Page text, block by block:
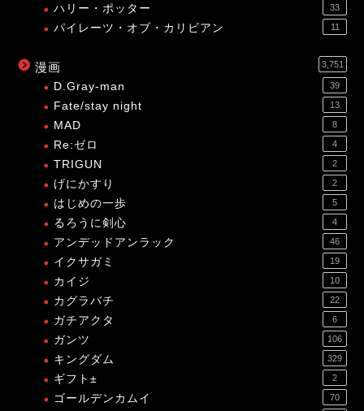
ハリー・ポッター 33
パイレーツ・オブ・カリビアン 11
漫画 3,751
D.Gray-man 39
Fate/stay night 13
MAD 8
Re:ゼロ 4
TRIGUN 2
げにかすり 2
はじめの一歩 5
るろうに剣心 4
アンデッドアンラック 46
イクサガミ 19
カイジ 10
カグラバチ 22
ガチアクタ 6
ガンツ 106
キングダム 329
ギフト± 2
ゴールデンカムイ 70